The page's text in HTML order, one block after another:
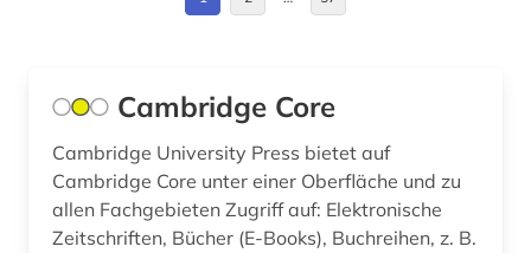
angewandte wissenschaften (1)
anglistik (3)
Finnland (12)
Frankreich (23)
Cambridge Core
Cambridge University Press bietet auf
Cambridge Core unter einer Oberfläche und zu
allen Fachgebieten Zugriff auf: Elektronische
Zeitschriften, Bücher (E-Books), Buchreihen, z. B.